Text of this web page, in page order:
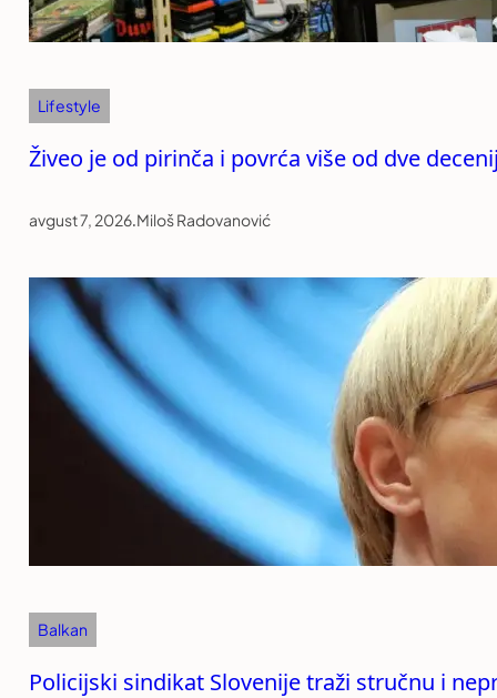
Lifestyle
Živeo je od pirinča i povrća više od dve
avgust 7, 2026.Miloš Radovanović
Balkan
Policijski sindikat Slovenije traži stručnu i